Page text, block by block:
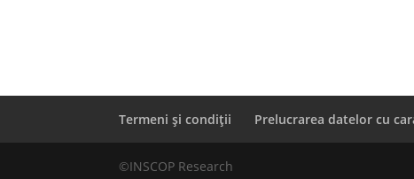
Termeni și condiții Prelucrarea datelor cu
©INSCOP Research